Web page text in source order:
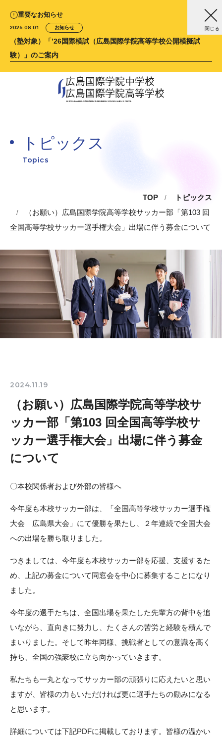
重要なお知らせ
2026.08.01 お知らせ
（塾対象）「’26国際模試（広島国際学院高等学校公開模擬試
験）」のご案内
閉じる
広島国際学院中学校
広島国際学院高等学校
HIROSHIMA KOKUSAI GAKUINJUNIOR HIGH SCHOOL &HIGH SCHOOL
トピックス
Topics
TOP
トピックス
（お願い）広島国際学院高等学校サッカー部「第103 回
全国高等学校サッカー選手権大会」出場に伴う募金について
2024.11.19
（お願い）広島国際学院高等学校サ
ッカー部「第103 回全国高等学校サ
ッカー選手権大会」出場に伴う募金
について
〇本校関係者および外部の皆様へ
今年度も本校サッカー部は、「全国高等学校サッカー選手権
大会 広島県大会」にて優勝を果たし、２年連続で全国大会
への出場を勝ち取りました。
つきましては、今年度も本校サッカー部を応援、支援するた
め、上記の募金について同窓会を中心に募集することになり
ました。
今年度の選手たちは、全国出場を果たした先輩方の背中を追
いながら、直向きに努力し、たくさんの苦労と経験を積んで
まいりました。そして昨年同様、挑戦者としての意識を高く
持ち、全国の強豪校に立ち向かっていきます。
私たちも一丸となってサッカー部の頑張りに応えたいと思い
ますが、皆様の力もいただければ更に選手たちの励みになる
と思います。
詳細については下記PDFに掲載しております。皆様の温かい